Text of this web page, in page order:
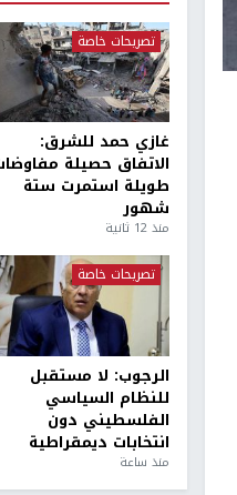
تصريحات خاصة
غازي حمد للشرق:
الاتفاق حصيلة
طويلة استمرت ستة
شهور
منذ 12 ثانية
تصريحات خاصة
الرجوب: لا مستقبل
للنظام السياسي
الفلسطيني دون
انتخابات ديمقراطية
منذ ساعة